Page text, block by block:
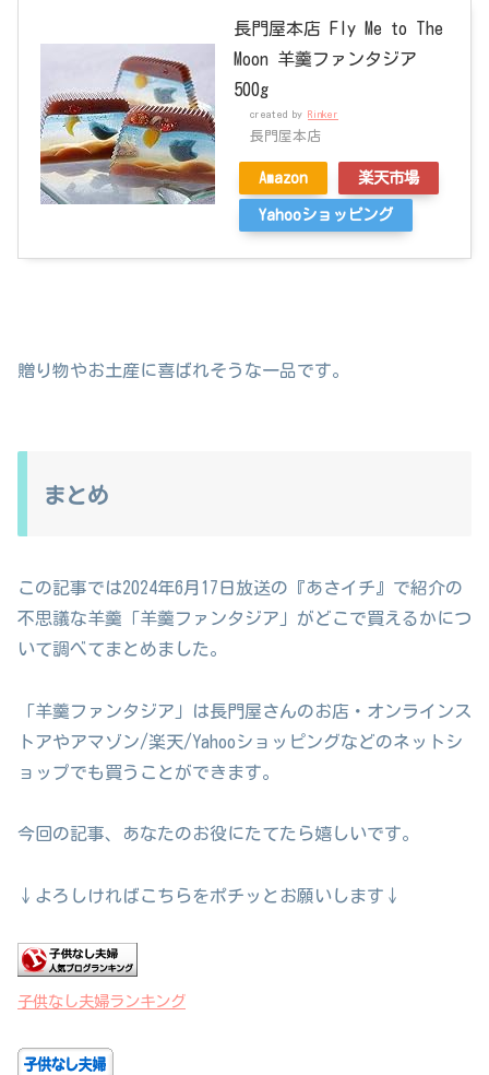
長門屋本店 Fly Me to The
Moon 羊羹ファンタジア
500g
created by Rinker
長門屋本店
Amazon 楽天市場
Yahooショッピング
贈り物やお土産に喜ばれそうな一品です。
まとめ
この記事では2024年6月17日放送の『あさイチ』で紹介の
不思議な羊羹「羊羹ファンタジア」がどこで買えるかにつ
いて調べてまとめました。
「羊羹ファンタジア」は長門屋さんのお店・オンラインス
トアやアマゾン/楽天/Yahooショッピングなどのネットシ
ョップでも買うことができます。
今回の記事、あなたのお役にたてたら嬉しいです。
↓よろしければこちらをポチッとお願いします↓
子供なし夫婦ランキング